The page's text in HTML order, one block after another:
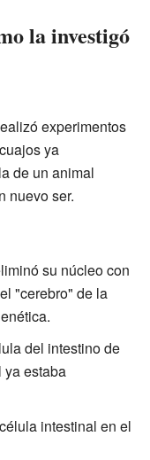
la investigó
experimentos
ya
de un animal
nuevo ser.
su núcleo con
"cerebro" de la
del intestino de
ya estaba
intestinal en el